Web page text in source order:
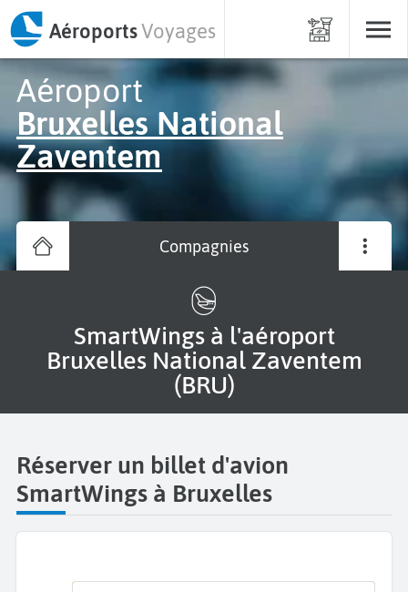
AéroportsVoyages
Aéroport
Bruxelles National
Zaventem
Compagnies
SmartWings à l'aéroport
Bruxelles National Zaventem
(BRU)
Réserver un billet d'avion
SmartWings à Bruxelles